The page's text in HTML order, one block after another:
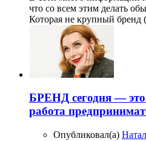
что со всем этим делать
Которая не крупный бренд
БРЕНД сегодня — это
работа
Опубликовал(а)